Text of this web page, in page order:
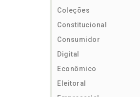
Coleções
Constitucional
Consumidor
Digital
Econômico
Eleitoral